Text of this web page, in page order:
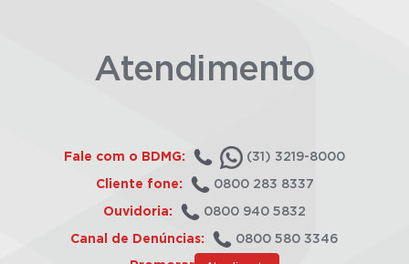
Atendimento
Fale com o BDMG: (31) 3219-8000
Cliente fone: 0800 283 8337
Ouvidoria: 0800 940 5832
Canal de Denúncias: 0800 580 3346